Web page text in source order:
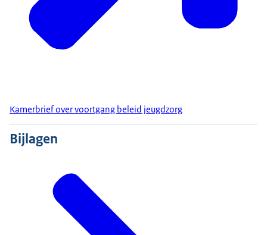
Kamerbrief over voortgang beleid jeugdzorg
Bijlagen